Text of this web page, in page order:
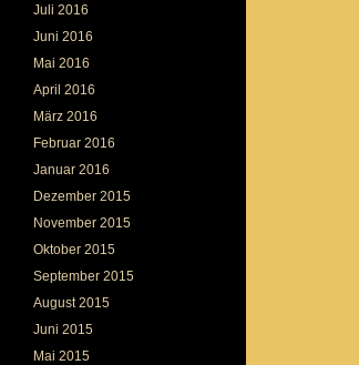
Juli 2016
Juni 2016
Mai 2016
April 2016
März 2016
Februar 2016
Januar 2016
Dezember 2015
November 2015
Oktober 2015
September 2015
August 2015
Juni 2015
Mai 2015